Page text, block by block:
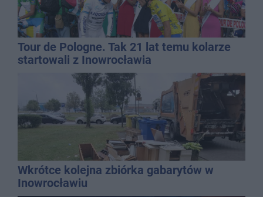
Tour de Pologne. Tak 21 lat temu kolarze
startowali z Inowrocławia
Wkrótce kolejna zbiórka gabarytów w
Inowrocławiu